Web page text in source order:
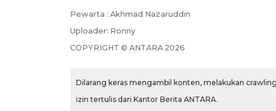
Pewarta : Akhmad Nazaruddin
Uploader: Ronny
COPYRIGHT © ANTARA 2026
Dilarang keras mengambil konten, melakukan
izin tertulis dari Kantor Berita ANTARA.